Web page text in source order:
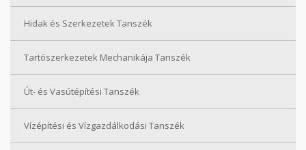
Hidak és Szerkezetek Tanszék
Tartószerkezetek Mechanikája Tanszék
Út- és Vasútépítési Tanszék
Vízépítési és Vízgazdálkodási Tanszék